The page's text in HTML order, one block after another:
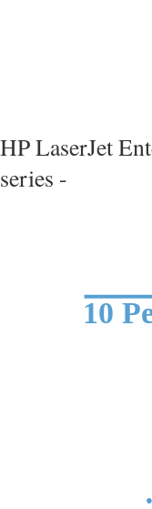
HP LaserJet
series -
10
●